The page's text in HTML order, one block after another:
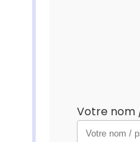
Votre nom